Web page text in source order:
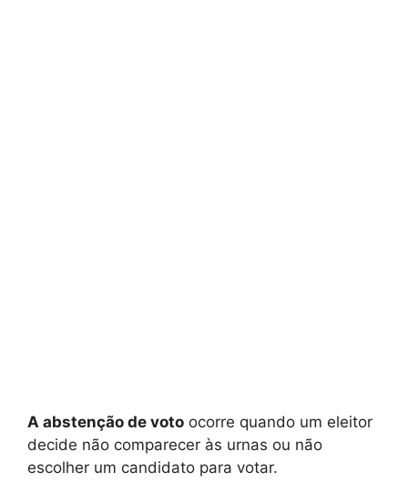
A abstenção de voto ocorre quando um eleitor
decide não comparecer às urnas ou não
escolher um candidato para votar.